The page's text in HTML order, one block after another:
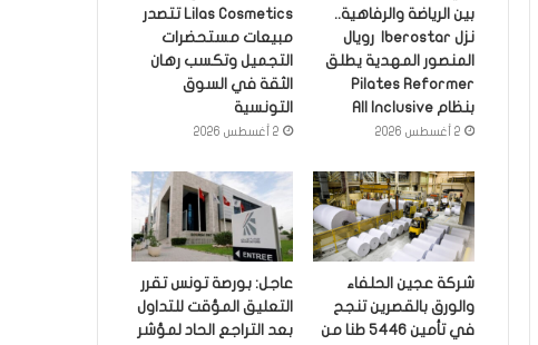
بين الرياضة والرفاهية..
نزل Iberostar رويال
المنصور المهدية يطلق
Pilates Reformer
بنظام All Inclusive
2 أغسطس 2026
Lilas Cosmetics تتصدر
مبيعات مستحضرات
التجميل وتكسب رهان
الثقة في السوق
التونسية
2 أغسطس 2026
شركة عجين الحلفاء
والورق بالقصرين تنجح
في تأمين 5446 طنا من
عاجل: بورصة تونس تقرر
التعليق المؤقت للتداول
بعد التراجع الحاد لمؤشر